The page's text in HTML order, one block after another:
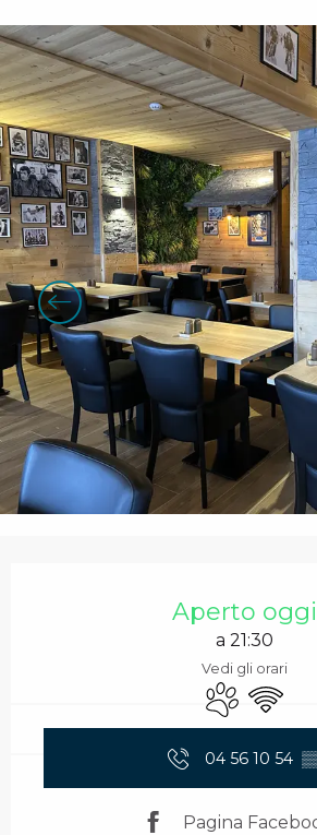
Aperto oggi
a 21:30
Vedi gli orari
AnimaliWi-Fi
04 56 10 54
Pagina